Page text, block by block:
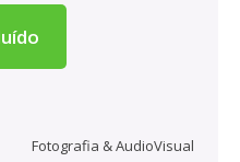
Fotografia & AudioVisual